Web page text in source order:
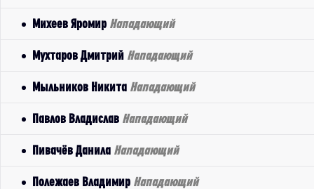
Михеев Яромир Нападающий
Мухтаров Дмитрий Нападающий
Мыльников Никита Нападающий
Павлов Владислав Нападающий
Пивачёв Данила Нападающий
Полежаев Владимир Нападающий